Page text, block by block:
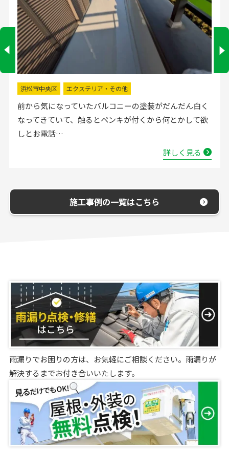
掛川市 水回りリフォーム
流し台の水栓が壊れたので直してほしいと弊社にお電話
いただきました。確認した所、水栓の吐水が落ちたよう
で取替する…
詳しく見る
施工事例の一覧はこちら
雨漏りでお困りの方は、お気軽にご相談ください。雨漏りが
解決するまでお付き合いいたします。